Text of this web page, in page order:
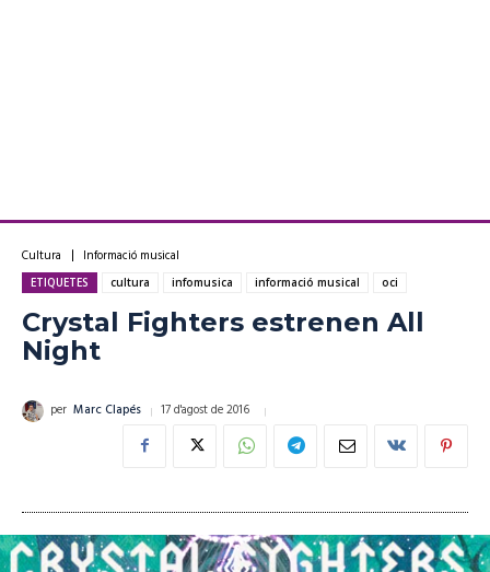
Cultura Informació musical
ETIQUETES cultura infomusica informació musical oci
Crystal Fighters estrenen All
Night
per Marc Clapés 17 d'agost de 2016